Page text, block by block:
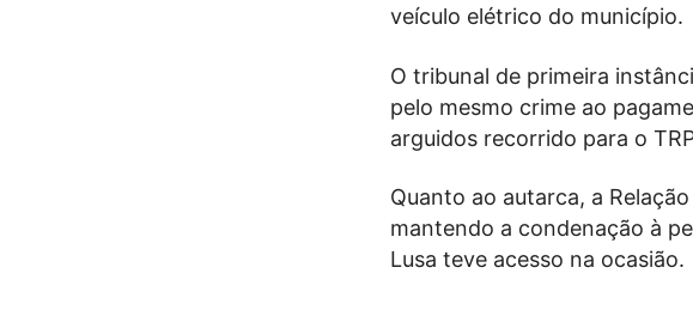
veículo elétrico do município.
O tribunal de primeira
pelo mesmo crime ao
arguidos recorrido para o
Quanto ao autarca, a
mantendo a condenação à
Lusa teve acesso na ocasião.